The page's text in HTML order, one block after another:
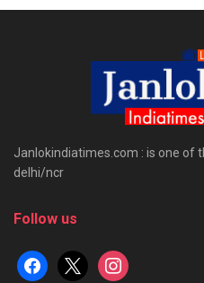
Janlokindiatimes.com : is one of
delhi/ncr
Follow us
facebook
x instagram